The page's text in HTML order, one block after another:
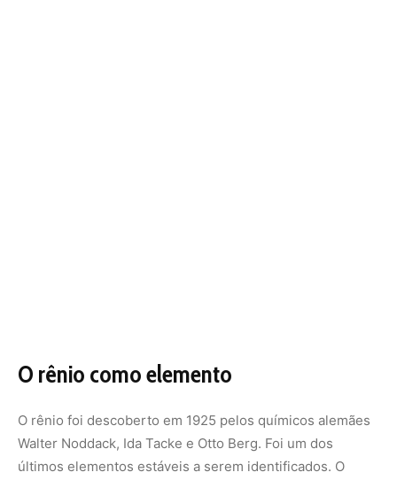
O rênio como elemento
O rênio foi descoberto em 1925 pelos químicos alemães
Walter Noddack, Ida Tacke e Otto Berg. Foi um dos
últimos elementos estáveis a serem identificados. O